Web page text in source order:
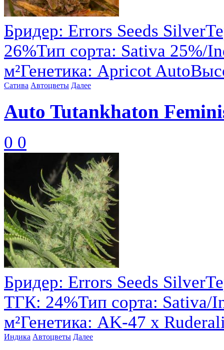
Бридер: Errors Seeds
26%Тип сорта: Sativa 25%/
м²Генетика: Apricot
Сатива Автоцветы Далее
Auto Tutankhaton
0 0
Бридер: Errors Seeds
ТГК: 24%Тип сорта: Sativa/
м²Генетика: AK-47 x
Индика Автоцветы Далее